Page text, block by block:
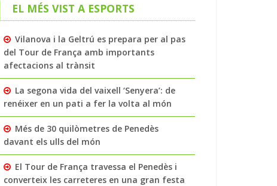
EL MÉS VIST A ESPORTS
Vilanova i la Geltrú es prepara per al pas
del Tour de França amb importants
afectacions al trànsit
La segona vida del vaixell ‘Senyera’: de
renéixer en un pati a fer la volta al món
Més de 30 quilòmetres de Penedès
davant els ulls del món
El Tour de França travessa el Penedès i
converteix les carreteres en una gran festa